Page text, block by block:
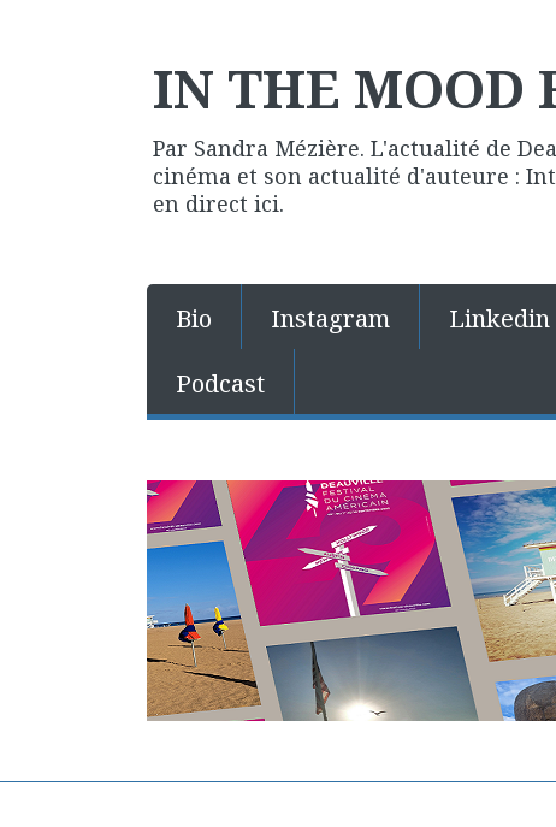
IN THE MOOD
Par Sandra Mézière. L'actualité de
cinéma et son actualité d'auteure :
en direct ici.
Bio Instagram Linkedin
Podcast